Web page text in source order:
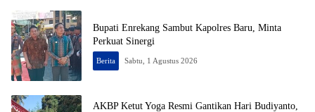
Bupati Enrekang Sambut Kapolres Baru, Minta
Perkuat Sinergi
Berita Sabtu, 1 Agustus 2026
AKBP Ketut Yoga Resmi Gantikan Hari Budiyanto,